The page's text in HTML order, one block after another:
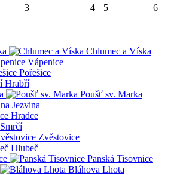
3 4 5
6
Chlumec a Víska
Vápenice
Pořešice
Hrabří
Poušť sv. Marka
Jezvina
Hradce
Smrčí
Zvěstovice
Hlubeč
Panská Tisovnice
Bláhova Lhota